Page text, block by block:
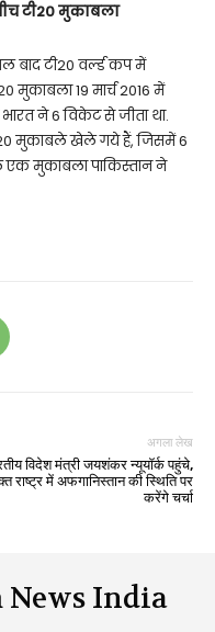
टी20 मुकाबला
बाद टी20 वर्ल्ड कप में
मुकाबला 19 मार्च 2016 में
ने 6 विकेट से जीता था.
मुकाबले खेले गये हैं, जिसमें 6
मुकाबला पाकिस्तान ने
अगला लेख
विदेश मंत्री जयशंकर न्यूयॉर्क पहुंचे,
राष्ट्र में अफगानिस्तान की स्थिति पर
करेंगे चर्चा
News India